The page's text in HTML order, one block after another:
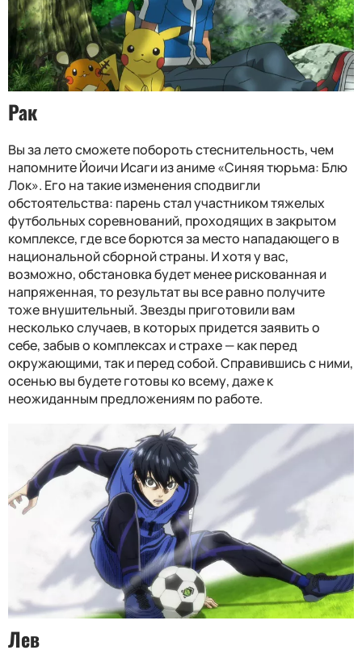
Рак
Вы за лето сможете побороть стеснительность, чем
напомните Йоичи Исаги из аниме «Синяя тюрьма: Блю
Лок». Его на такие изменения сподвигли
обстоятельства: парень стал участником тяжелых
футбольных соревнований, проходящих в закрытом
комплексе, где все борются за место нападающего в
национальной сборной страны. И хотя у вас,
возможно, обстановка будет менее рискованная и
напряженная, то результат вы все равно получите
тоже внушительный. Звезды приготовили вам
несколько случаев, в которых придется заявить о
себе, забыв о комплексах и страхе — как перед
окружающими, так и перед собой. Справившись с ними,
осенью вы будете готовы ко всему, даже к
неожиданным предложениям по работе.
Лев